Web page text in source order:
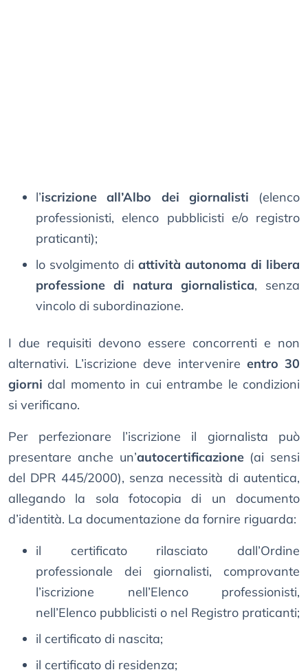
l’iscrizione all’Albo dei giornalisti (elenco
professionisti, elenco pubblicisti e/o registro
praticanti);
lo svolgimento di attività autonoma di libera
professione di natura giornalistica, senza
vincolo di subordinazione.
I due requisiti devono essere concorrenti e non
alternativi. L’iscrizione deve intervenire entro 30
giorni dal momento in cui entrambe le condizioni
si verificano.
Per perfezionare l’iscrizione il giornalista può
presentare anche un’autocertificazione(ai sensi
del DPR 445/2000), senza necessità di autentica,
allegando la sola fotocopia di un documento
d’identità. La documentazione da fornire riguarda:
il certificato rilasciato dall’Ordine
professionale dei giornalisti, comprovante
l’iscrizione nell’Elenco professionisti,
nell’Elenco pubblicisti o nel Registro praticanti;
il certificato di nascita;
il certificato di residenza;